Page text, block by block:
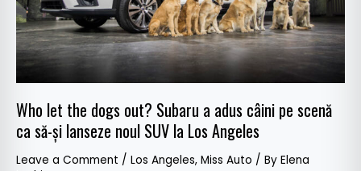
Who let the dogs out? Subaru a adus câini pe scenă
ca să-și lanseze noul SUV la Los Angeles
Leave a Comment / Los Angeles, Miss Auto / By Elena
adus
câini
pe
scenă
să-
și